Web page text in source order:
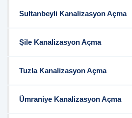
Sultanbeyli Kanalizasyon Açma
Şile Kanalizasyon Açma
Tuzla Kanalizasyon Açma
Ümraniye Kanalizasyon Açma